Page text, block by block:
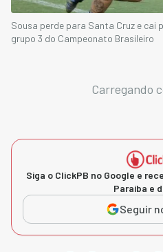
Sousa perde para Santa Cruz e cai
grupo 3 do Campeonato Brasileiro
Carregando
Siga o ClickPB no Google e
Paraíba e
Seguir